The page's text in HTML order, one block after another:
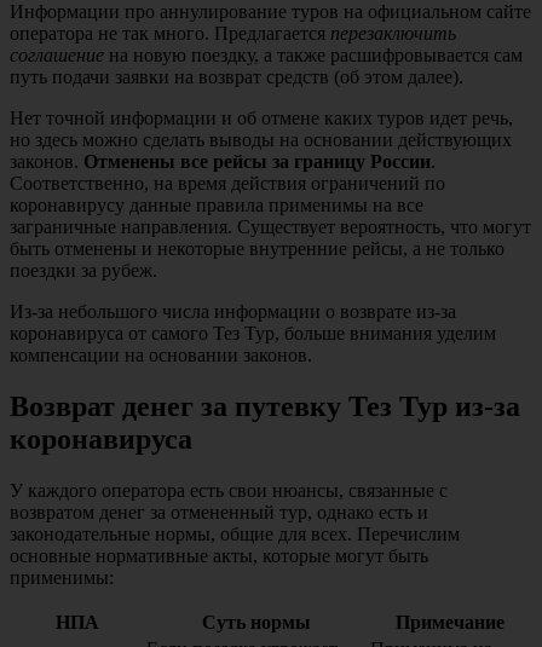
Информации про аннулирование туров на официальном сайте
оператора не так много. Предлагается перезаключить
соглашение на новую поездку, а также расшифровывается сам
путь подачи заявки на возврат средств (об этом далее).
Нет точной информации и об отмене каких туров идет речь,
но здесь можно сделать выводы на основании действующих
законов. Отменены все рейсы за границу России.
Соответственно, на время действия ограничений по
коронавирусу данные правила применимы на все
заграничные направления. Существует вероятность, что могут
быть отменены и некоторые внутренние рейсы, а не только
поездки за рубеж.
Из-за небольшого числа информации о возврате из-за
коронавируса от самого Тез Тур, больше внимания уделим
компенсации на основании законов.
Возврат денег за путевку Тез Тур из-за
коронавируса
У каждого оператора есть свои нюансы, связанные с
возвратом денег за отмененный тур, однако есть и
законодательные нормы, общие для всех. Перечислим
основные нормативные акты, которые могут быть
применимы:
НПА Суть нормы Примечание